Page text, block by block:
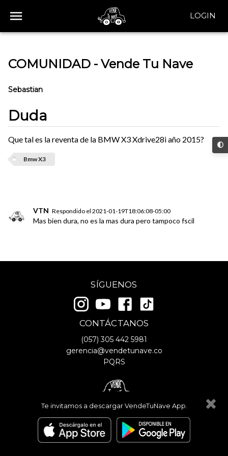
LOGIN
Te invitamos a descargar VendeTuNave App.
COMUNIDAD - Vende Tu Nave
Sebastian
Duda
Que tal es la reventa de la BMW X3 Xdrive28i año 2015?
Bmw X3
VTN Respondido el2021-01-19T18:06:08-05:00
Mas bien dura, no es la mas dura pero tampoco fscil
SÍGUENOS
CONTÁCTANOS
(057)305 442 5981
gerencia@vendetunave.co
PQRS
© Copyright2026 - VendeTuNave
Términos y Condiciones